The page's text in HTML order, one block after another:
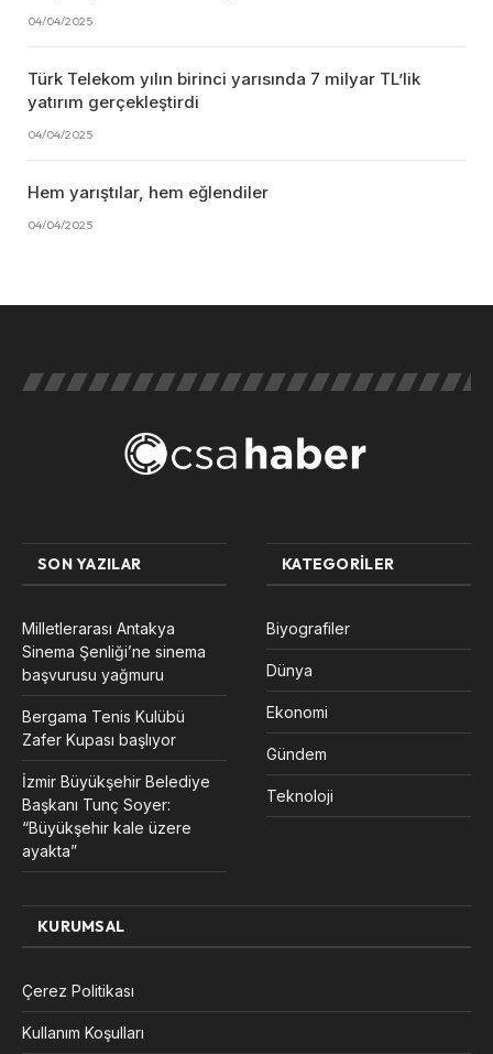
04/04/2025
Türk Telekom yılın birinci yarısında 7 milyar TL’lik
yatırım gerçekleştirdi
04/04/2025
Hem yarıştılar, hem eğlendiler
04/04/2025
SON YAZILAR
Milletlerarası Antakya
Sinema Şenliği’ne sinema
başvurusu yağmuru
Bergama Tenis Kulübü
Zafer Kupası başlıyor
İzmir Büyükşehir Belediye
Başkanı Tunç Soyer:
“Büyükşehir kale üzere
ayakta”
KATEGORILER
Biyografiler
Dünya
Ekonomi
Gündem
Teknoloji
KURUMSAL
Çerez Politikası
Kullanım Koşulları